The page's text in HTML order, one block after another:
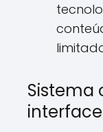
Sistema
interface